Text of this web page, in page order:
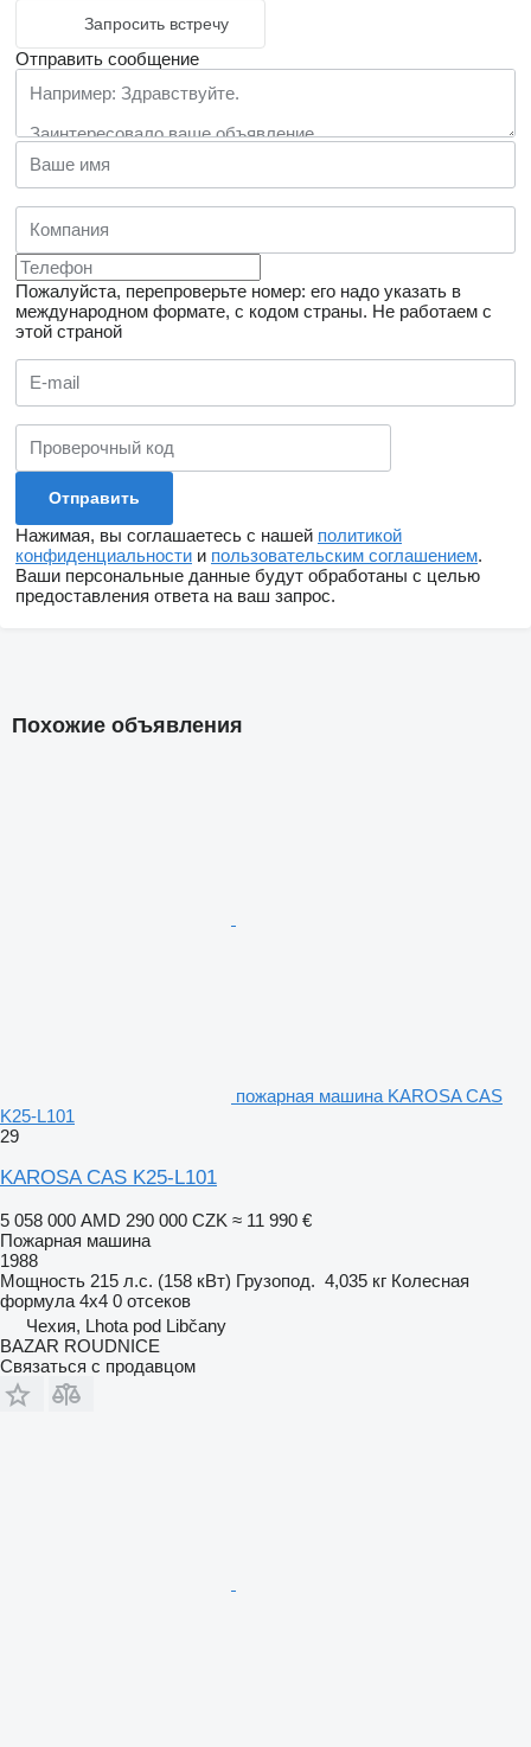
Запросить встречу
Отправить сообщение
Пожалуйста, перепроверьте номер: его надо указать в
международном формате, с кодом страны. Не работаем с
этой страной
Нажимая, вы соглашаетесь с нашей политикой
конфиденциальности и пользовательским соглашением.
Ваши персональные данные будут обработаны с целью
предоставления ответа на ваш запрос.
Похожие объявления
пожарная машина KAROSA CAS
K25-L101
29
KAROSA CAS K25-L101
5 058 000 AMD 290 000 CZK ≈ 11 990 €
Пожарная машина
1988
Мощность 215 л.с. (158 кВт) Грузопод. 4,035 кг Колесная
формула 4x4 0 отсеков
Чехия, Lhota pod Libčany
BAZAR ROUDNICE
Связаться с продавцом